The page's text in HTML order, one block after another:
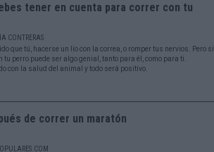
tener en cuenta para correr con tu
CONTRERAS
que tú, hacerse un lío con la correa, o romper tus nervios. Pero si
tu perro puede ser algo genial, tanto para él, como para ti.
con la salud del animal y todo será positivo.
de correr un maratón